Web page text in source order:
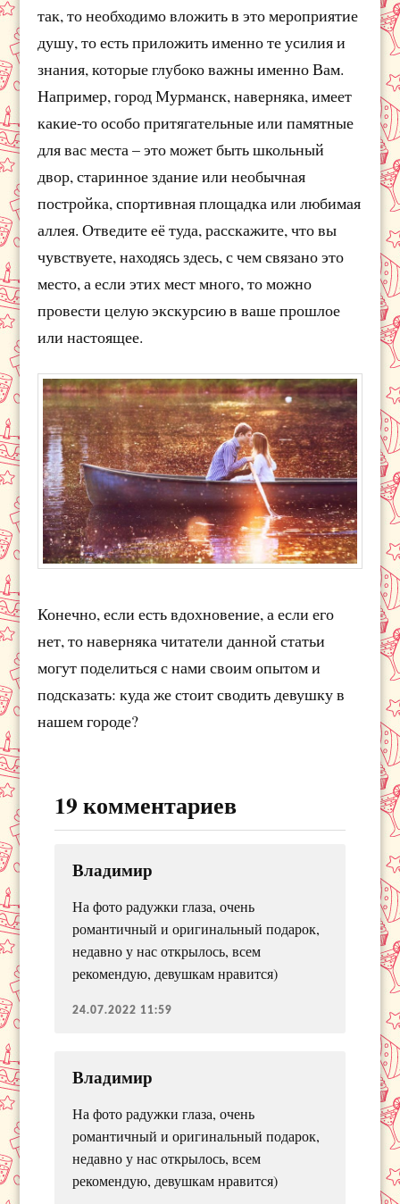
так, то необходимо вложить в это мероприятие
душу, то есть приложить именно те усилия и
знания, которые глубоко важны именно Вам.
Например, город Мурманск, наверняка, имеет
какие-то особо притягательные или памятные
для вас места – это может быть школьный
двор, старинное здание или необычная
постройка, спортивная площадка или любимая
аллея. Отведите её туда, расскажите, что вы
чувствуете, находясь здесь, с чем связано это
место, а если этих мест много, то можно
провести целую экскурсию в ваше прошлое
или настоящее.
Конечно, если есть вдохновение, а если его
нет, то наверняка читатели данной статьи
могут поделиться с нами своим опытом и
подсказать: куда же стоит сводить девушку в
нашем городе?
19 комментариев
Владимир
На фото радужки глаза, очень
романтичный и оригинальный подарок,
недавно у нас открылось, всем
рекомендую, девушкам нравится)
24.07.2022 11:59
Владимир
На фото радужки глаза, очень
романтичный и оригинальный подарок,
недавно у нас открылось, всем
рекомендую, девушкам нравится)